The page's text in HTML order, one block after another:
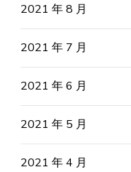
2021 年 8 月
2021 年 7 月
2021 年 6 月
2021 年 5 月
2021 年 4 月